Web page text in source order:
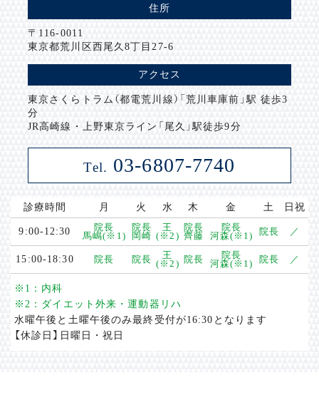
住所
〒116-0011
東京都荒川区西尾久8丁目27-6
アクセス
東京さくらトラム（都電荒川線）「荒川車庫前」駅 徒歩3
分
JR高崎線・上野東京ライン「尾久」駅徒歩9分
Tel. 03-6807-7740
※1：内科
※2：ダイエット外来・運動器リハ
水曜午後と土曜午後のみ最終受付が16:30となります
【休診日】日曜日・祝日
診療時間 月 火 水 木 金 土 日祝
9:00-12:30
院長
馬嶋(※1)
院長
岡崎
王
(※2)
院長
齊藤
院長
河森(※1)
院長 ／
15:00-18:30 院長 院長
王
(※2) 院長
院長
河森(※1)
院長 ／